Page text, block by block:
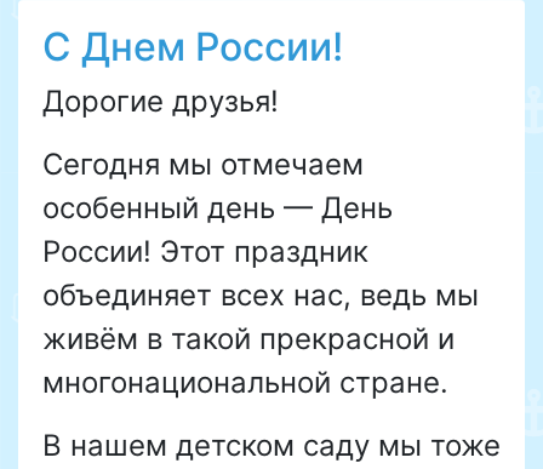
С Днем России!
Дорогие друзья!
Сегодня мы отмечаем
особенный день — День
России! Этот праздник
объединяет всех нас, ведь мы
живём в такой прекрасной и
многонациональной стране.
В нашем детском саду мы тоже